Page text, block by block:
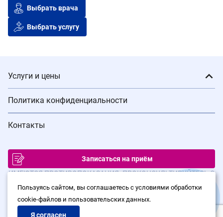
Выбрать врача
Выбрать услугу
Услуги и цены
Политика конфиденциальности
Контакты
Записаться на приём
ИМЕЮТСЯ ПРОТИВОПОКАЗАНИЯ. ПРОКОНСУЛЬТИРУЙТЕСЬ С
© Сеть клиник лазерной хирургии «Варикоза нет», 2026
Политика конфиденциальности
Пользуясь сайтом, вы соглашаетесь с условиями обработки
cookie-файлов и пользовательских данных.
Я согласен